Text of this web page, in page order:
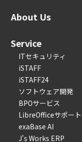
About Us
Service
ITセキュリティ
iSTAFF
iSTAFF24
ソフトウェア開発
BPOサービス
LibreOfficeサポート
exaBase AI
J's Works ERP